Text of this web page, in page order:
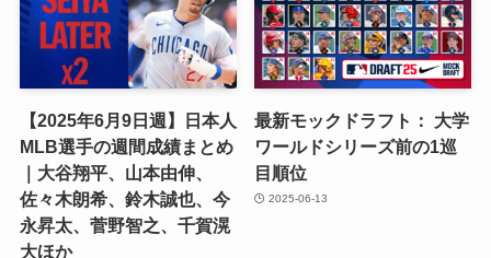
【2025年6月9日週】日本人
MLB選手の週間成績まとめ
｜大谷翔平、山本由伸、
佐々木朗希、鈴木誠也、今
永昇太、菅野智之、千賀滉
大ほか
最新モックドラフト： 大学
ワールドシリーズ前の1巡
目順位
2025-06-13